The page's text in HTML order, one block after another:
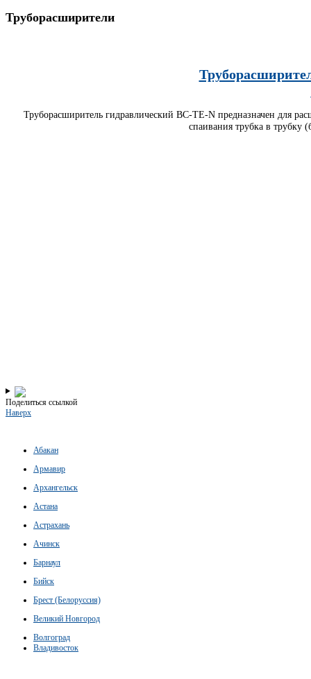
Труборасширители
Труборасширитель гидравлический BC-TE-N предназначен для
спаивания трубка в трубку
Поделиться ссылкой
Наверх
Абакан
Армавир
Архангельск
Астана
Астрахань
Ачинск
Барнаул
Бийск
Брест (Белоруссия)
Великий Новгород
Волгоград
Владивосток